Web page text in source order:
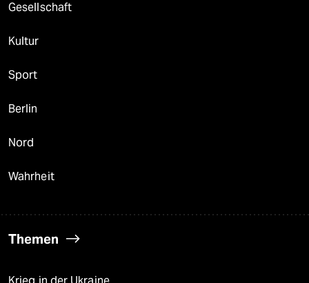
Gesellschaft
Kultur
Sport
Berlin
Nord
Wahrheit
Themen